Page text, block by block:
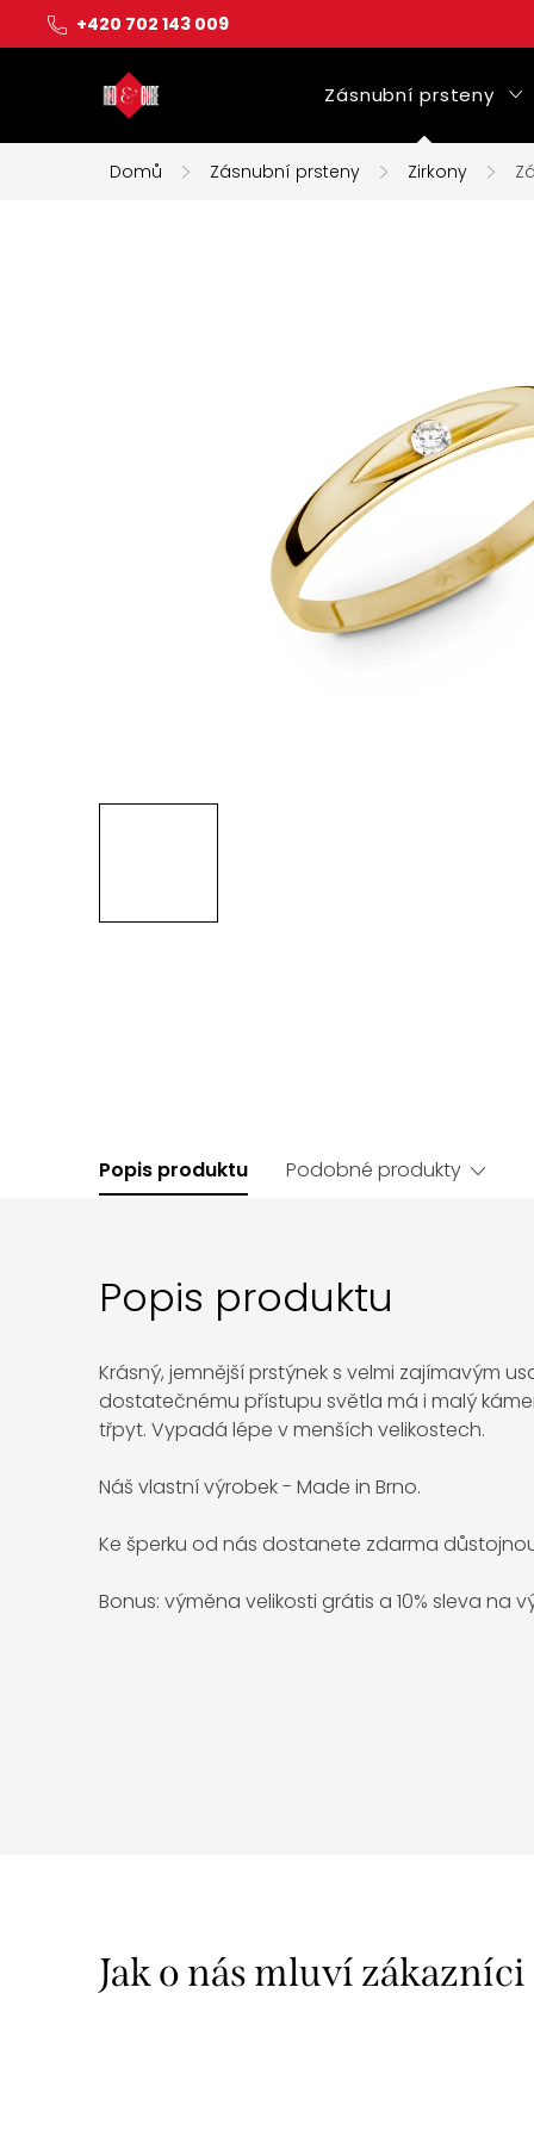
na
+420 702 143 009
Zásnubní prsteny
Domů Zásnubní prsteny Zirkony
Popis produktu Podobné produkty
Popis produktu
Krásný, jemnější prstýnek s velmi zajímavým
dostatečnému přístupu světla má i malý
třpyt. Vypadá lépe v menších velikostech.
Náš vlastní výrobek - Made in Brno.
Ke šperku od nás dostanete zdarma
Bonus: výměna velikosti grátis a 10% sleva na